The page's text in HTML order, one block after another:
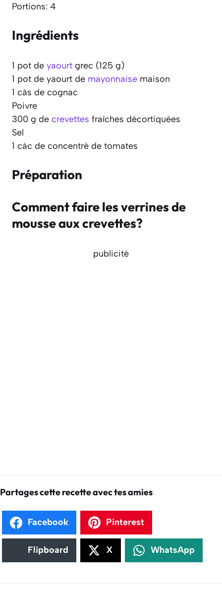
Portions: 4
Ingrédients
1 pot de yaourt grec (125 g)
1 pot de yaourt de mayonnaise maison
1 càs de cognac
Poivre
300 g de crevettes fraîches décortiquées
Sel
1 càc de concentré de tomates
Préparation
Comment faire les verrines de
mousse aux crevettes?
publicité
Partages cette recette avec tes amies
Facebook Pinterest
Flipboard X WhatsApp